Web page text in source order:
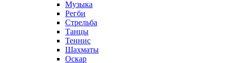
Музыка
Регби
Стрельба
Танцы
Теннис
Шахматы
Оскар